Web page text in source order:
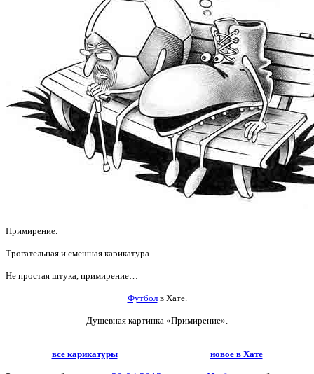
Примирение.
Трогательная и смешная карикатура.
Не простая штука, примирение…
Футболв Хате.
Душевная картинка «Примирение».
все карикатуры новое в Хате